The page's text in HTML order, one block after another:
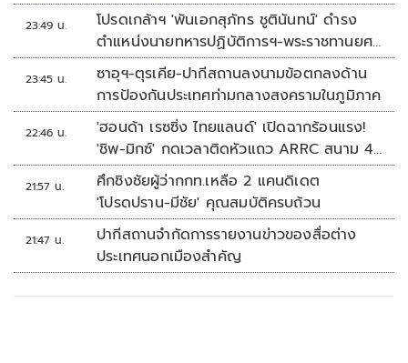
23:49 น.
โปรดเกล้าฯ 'พันเอกสุภัทร ชูตินันทน์' ดำรง
ตำแหน่งนายทหารปฏิบัติการฯ-พระราชทานยศ
'พลตรี'
23:45 น.
ซาอุฯ-ตุรเคีย-ปากีสถานลงนามข้อตกลงด้าน
การป้องกันประเทศท่ามกลางสงครามในภูมิภาค
22:46 น.
'ฮอนด้า เรซซิ่ง ไทยแลนด์' เปิดฉากร้อนแรง!
'ชิพ-มิกซ์' กดเวลาติดหัวแถว ARRC สนาม 4
ที่มัลดาลิกา
21:57 น.
ศึกชิงชัยผู้ว่ากกท.เหลือ 2 แคนดิเดต
'โปรดปราน-มีชัย' คุณสมบัติครบถ้วน
21:47 น.
ปากีสถานจำกัดการรายงานข่าวของสื่อต่าง
ประเทศนอกเมืองสำคัญ